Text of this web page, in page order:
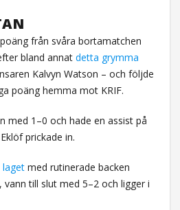
från svåra bortamatchen
bland annat detta grymma
Kalvyn Watson – och följde
poäng hemma mot KRIF.
med 1–0 och hade en assist på
prickade in.
med rutinerade backen
vann till slut med 5–2 och ligger i